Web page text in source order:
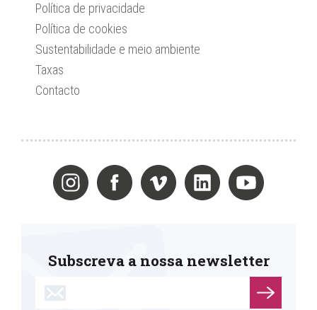
Política de privacidade
Política de cookies
Sustentabilidade e meio ambiente
Taxas
Contacto
Subscreva a nossa newsletter